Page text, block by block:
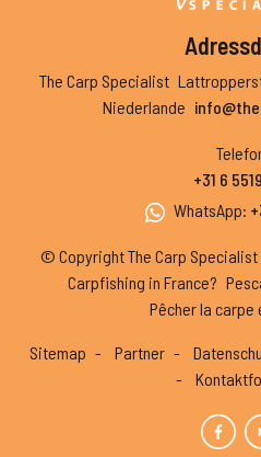
The Carp Specialist
Niederlande
+31 6
WhatsApp:
© Copyright The Carp Specialist
Carpfishing in France?
Pêcher la carpe
Sitemap Partner